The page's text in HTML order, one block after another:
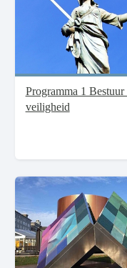
Programma 1 Bestuur
veiligheid